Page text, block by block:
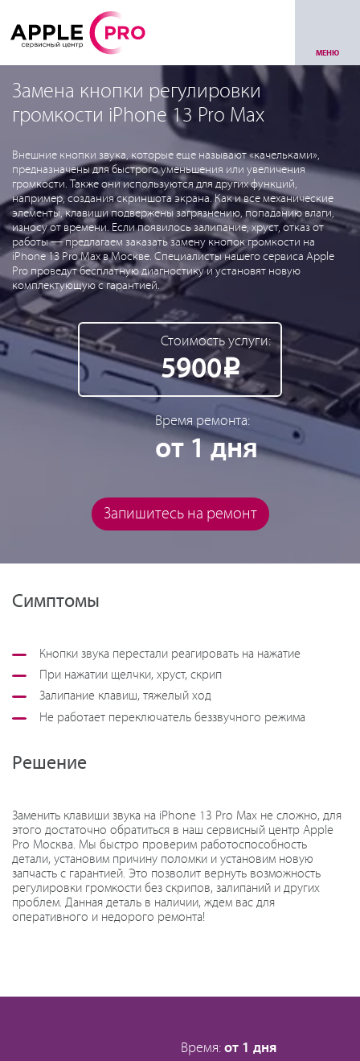
МЕНЮ
Замена кнопки регулировки
громкости iPhone 13 Pro Max
Внешние кнопки звука, которые еще называют «качельками»,
предназначены для быстрого уменьшения или увеличения
громкости. Также они используются для других функций,
например, создания скриншота экрана. Как и все механические
элементы, клавиши подвержены загрязнению, попаданию влаги,
износу от времени. Если появилось залипание, хруст, отказ от
работы — предлагаем заказать замену кнопок громкости на
iPhone 13 Pro Max в Москве. Специалисты нашего сервиса Apple
Pro проведут бесплатную диагностику и установят новую
комплектующую с гарантией.
Стоимость услуги:
5900Р
Время ремонта:
от 1 дня
Запишитесь на ремонт
Симптомы
Кнопки звука перестали реагировать на нажатие
При нажатии щелчки, хруст, скрип
Залипание клавиш, тяжелый ход
Не работает переключатель беззвучного режима
Решение
Заменить клавиши звука на iPhone 13 Pro Max не сложно, для
этого достаточно обратиться в наш сервисный центр Apple
Pro Москва. Мы быстро проверим работоспособность
детали, установим причину поломки и установим новую
запчасть с гарантией. Это позволит вернуть возможность
регулировки громкости без скрипов, залипаний и других
проблем. Данная деталь в наличии, ждем вас для
оперативного и недорого ремонта!
Время: от 1 дня